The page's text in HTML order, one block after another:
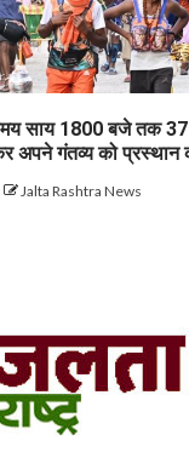
साय 1800 बजे तक 37
अपने गंतव्य को
Jalta Rashtra News